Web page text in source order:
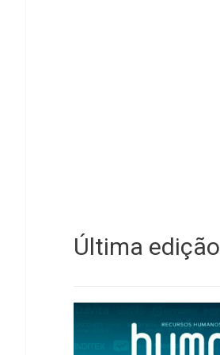
Última edição